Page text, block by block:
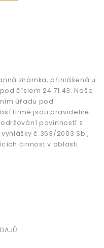
známka, přihlášená u
číslem 24 71 43. Naše
úřadu pod
firmě jsou pravidelně
povinností z
č.363/2003 Sb.,
činnost v oblasti